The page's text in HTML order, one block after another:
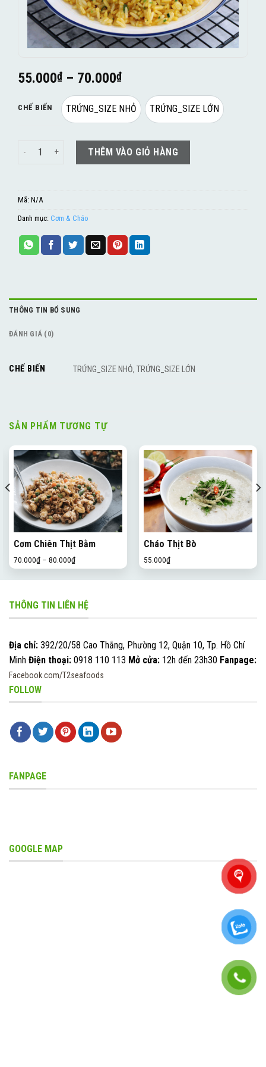
55.000₫– 70.000₫
CHẾ BIẾN TRỨNG_SIZE NHỎ TRỨNG_SIZE LỚN
Cơm Chiên Trứng số lượngTHÊM VÀO GIỎ HÀNG
Mã: N/A
Danh mục: Cơm & Cháo
THÔNG TIN BỔ SUNG
ĐÁNH GIÁ (0)
CHẾ BIẾN TRỨNG_SIZE NHỎ, TRỨNG_SIZE LỚN
SẢN PHẨM TƯƠNG TỰ
Cơm Chiên Thịt Bằm
70.000₫– 80.000₫
Cháo Thịt Bò
55.000₫
THÔNG TIN LIÊN HỆ
Địa chỉ: 392/20/58 Cao Thắng, Phường 12, Quận 10, Tp. Hồ Chí
Minh Điện thoại: 0918 110 113 Mở cửa: 12h đến 23h30 Fanpage:
Facebook.com/T2seafoods
FOLLOW
FANPAGE
GOOGLE MAP